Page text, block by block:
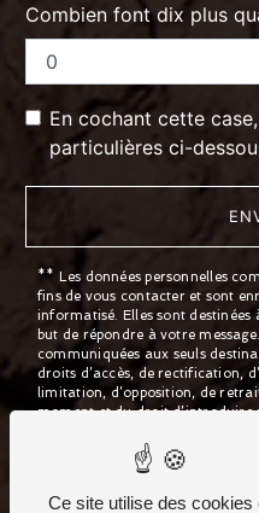
Combien font dix plus
En cochant cette
particulières ci-
** Les données personnelles
fins de vous contacter et sont
informatisé. Elles sont destinées
but de répondre à votre
communiquées aux seuls
droits d’accès, de rectification,
limitation, d’opposition, de
moment et du droit d’introduire
autorité de contrôle, ainsi que
post-mortem. Vous pouvez
l'adresse ou par courrier
d'identité pourra vous être
pendant la période de prise de
Ce site utilise des cookies